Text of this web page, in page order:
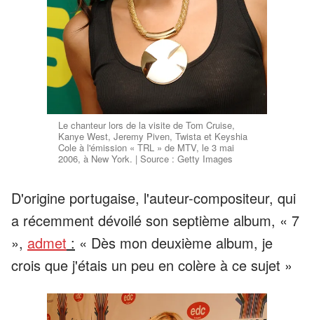
Le chanteur lors de la visite de Tom Cruise,
Kanye West, Jeremy Piven, Twista et Keyshia
Cole à l'émission « TRL » de MTV, le 3 mai
2006, à New York. | Source : Getty Images
D'origine portugaise, l'auteur-compositeur, qui
a récemment dévoilé son septième album, « 7
», admet : « Dès mon deuxième album, je
crois que j'étais un peu en colère à ce sujet »